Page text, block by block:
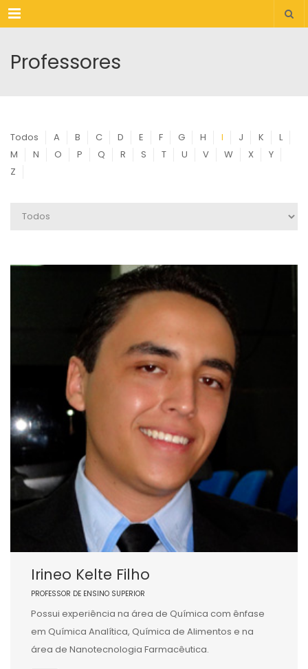
Menu
Professores
Todos A B C D E F G H I J K
L
M
N O P Q R S T U V W X
Y
Z
Irineo Kelte Filho
PROFESSOR DE ENSINO SUPERIOR
Possui experiência na área de Química com ênfase
em Química Analítica, Química de Alimentos e na
área de Nanotecnologia Farmacêutica.